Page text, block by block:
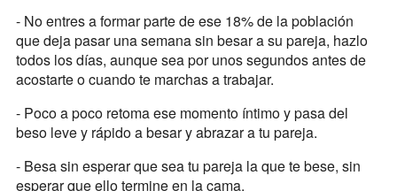
- No entres a formar parte de ese 18% de la población
que deja pasar una semana sin besar a su pareja, hazlo
todos los días, aunque sea por unos segundos antes de
acostarte o cuando te marchas a trabajar.
- Poco a poco retoma ese momento íntimo y pasa del
beso leve y rápido a besar y abrazar a tu pareja.
- Besa sin esperar que sea tu pareja la que te bese, sin
esperar que ello termine en la cama.